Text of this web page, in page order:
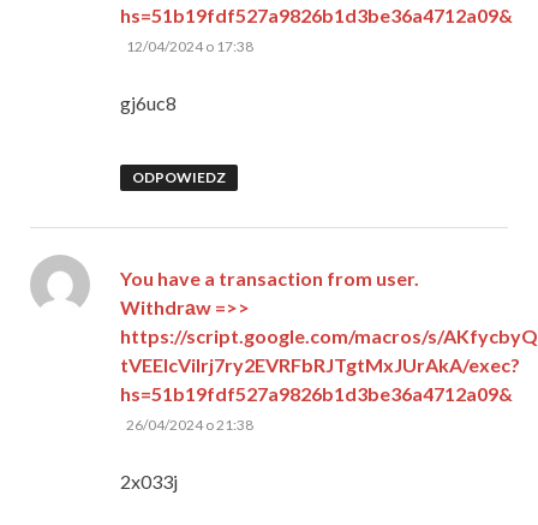
hs=51b19fdf527a9826b1d3be36a4712a09&
pisze:
12/04/2024 o 17:38
gj6uc8
ODPOWIEDZ
You have a transaction from user.
Withdrаw =>>
https://script.google.com/macros/s/
tVEEIcViIrj7ry2EVRFbRJTgtMxJUrAkA/exec?
hs=51b19fdf527a9826b1d3be36a4712a09&
pisze:
26/04/2024 o 21:38
2x033j